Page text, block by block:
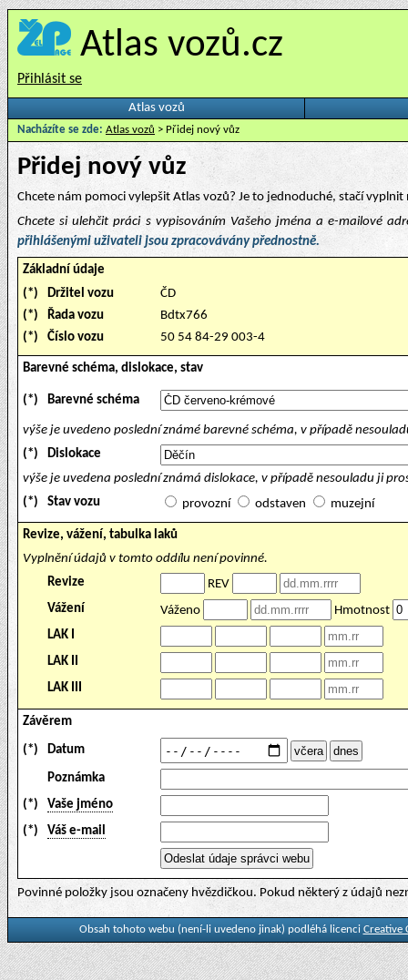
Atlas vozů.cz
Přihlásit se
Atlas vozů
Nacházíte se zde: Atlas vozů > Přidej nový vůz
Přidej nový vůz
Chcete nám pomoci vylepšit Atlas vozů? Je to jednoduché, stačí
Chcete si ulehčit práci s vypisováním Vašeho jména a e-mailové
přihlášenými uživateli jsou zpracovávány přednostně.
Základní údaje
(*)
Držitel vozu
ČD
(*)
Řada vozu
Bdtx766
(*)
Číslo vozu 50 54 84-29 003-4
Barevné schéma, dislokace, stav
(*) Barevné schéma
výše je uvedeno poslední známé barevné schéma, v případě
(*)
Dislokace
výše je uvedena poslední známá dislokace, v případě nesouladu ji
(*)
Stav vozu provozní odstaven muzejní
Revize, vážení, tabulka laků
Vyplnění údajů v tomto oddílu není povinné.
Revize
REV
Vážení
Váženo
Hmotnost
LAK I
LAK II
LAK III
Závěrem
(*) Datum
Poznámka
(*)
Vaše jméno
(*)
Váš e-mail
Povinné položky jsou označeny hvězdičkou. Pokud některý z údajů
Obsah tohoto webu (není-li uvedeno jinak) podléhá licenci Creative